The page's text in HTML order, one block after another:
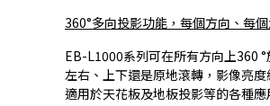
360°多向投影功能，每個方向、每
EB-L1000系列可在所有方向上360
左右、上下還是原地滾轉，影像亮度
適用於天花板及地板投影等的各種應